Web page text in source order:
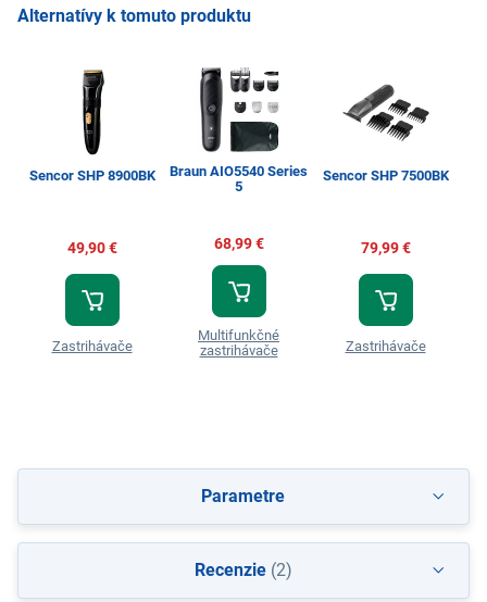
Alternatívy k tomuto produktu
Sencor SHP 8900BK
49,90 €
Zastrihávače
Braun AIO5540 Series
5
68,99 €
Multifunkčné
zastrihávače
Sencor SHP 7500BK
79,99 €
Zastrihávače
Parametre
Recenzie(2)